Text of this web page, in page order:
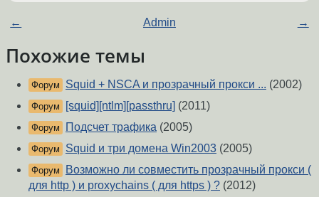
← Admin →
Похожие темы
Форум Squid + NSCA и прозрачный прокси ... (2002)
Форум [squid][ntlm][passthru] (2011)
Форум Подсчет трафика (2005)
Форум Squid и три домена Win2003 (2005)
Форум
Возможно ли совместить прозрачный прокси (
для http ) и proxychains ( для https ) ? (2012)